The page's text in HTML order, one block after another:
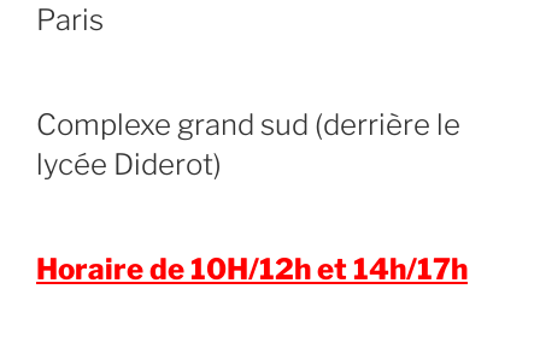
Paris
Complexe grand sud (derrière le
lycée Diderot)
Horaire de 10H/12h et 14h/17h